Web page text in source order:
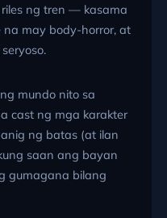
ng tren — kasama
may body-horror, at
mundo nito sa
cast ng mga karakter
ng batas (at ilan
saan ang bayan
gumagana bilang